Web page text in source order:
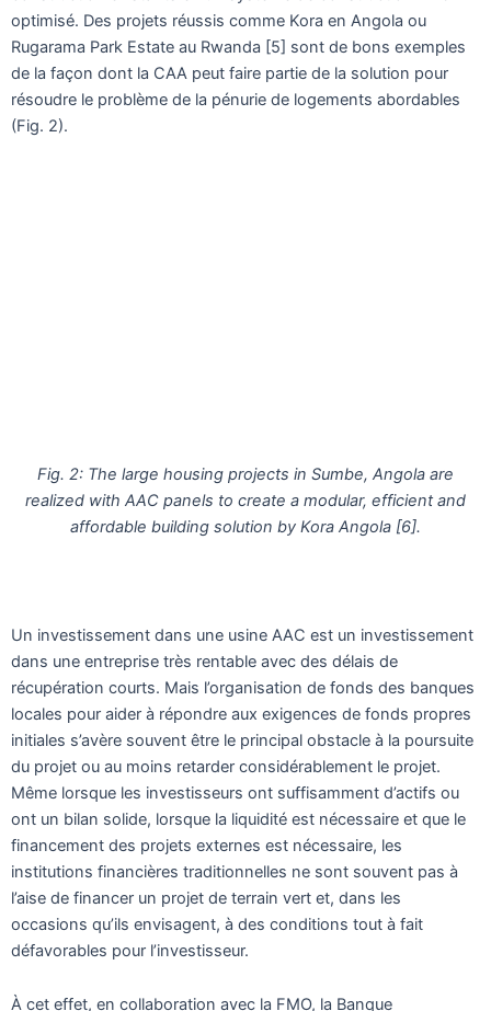
optimisé. Des projets réussis comme Kora en Angola ou
Rugarama Park Estate au Rwanda [5] sont de bons exemples
de la façon dont la CAA peut faire partie de la solution pour
résoudre le problème de la pénurie de logements abordables
(Fig. 2).
Fig. 2: The large housing projects in Sumbe, Angola are
realized with AAC panels to create a modular, efficient and
affordable building solution by Kora Angola [6].
Un investissement dans une usine AAC est un investissement
dans une entreprise très rentable avec des délais de
récupération courts. Mais l’organisation de fonds des banques
locales pour aider à répondre aux exigences de fonds propres
initiales s’avère souvent être le principal obstacle à la poursuite
du projet ou au moins retarder considérablement le projet.
Même lorsque les investisseurs ont suffisamment d’actifs ou
ont un bilan solide, lorsque la liquidité est nécessaire et que le
financement des projets externes est nécessaire, les
institutions financières traditionnelles ne sont souvent pas à
l’aise de financer un projet de terrain vert et, dans les
occasions qu’ils envisagent, à des conditions tout à fait
défavorables pour l’investisseur.
À cet effet, en collaboration avec la FMO, la Banque